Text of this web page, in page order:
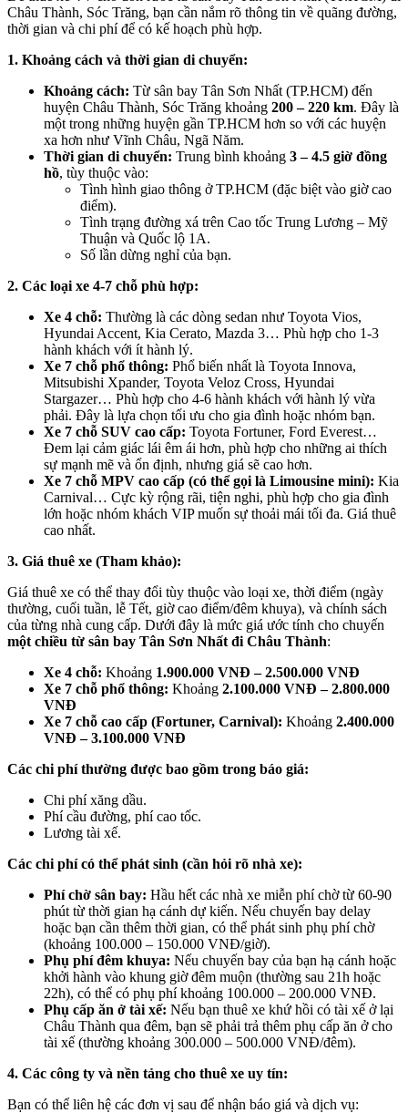
Châu Thành, Sóc Trăng, bạn cần nắm rõ thông tin về quãng đường,
thời gian và chi phí để có kế hoạch phù hợp.
1. Khoảng cách và thời gian di chuyển:
Khoảng cách: Từ sân bay Tân Sơn Nhất (TP.HCM) đến
huyện Châu Thành, Sóc Trăng khoảng 200 – 220 km. Đây là
một trong những huyện gần TP.HCM hơn so với các huyện
xa hơn như Vĩnh Châu, Ngã Năm.
Thời gian di chuyển: Trung bình khoảng 3 – 4.5 giờ đồng
hồ, tùy thuộc vào:
Tình hình giao thông ở TP.HCM (đặc biệt vào giờ cao
điểm).
Tình trạng đường xá trên Cao tốc Trung Lương – Mỹ
Thuận và Quốc lộ 1A.
Số lần dừng nghỉ của bạn.
2. Các loại xe 4-7 chỗ phù hợp:
Xe 4 chỗ: Thường là các dòng sedan như Toyota Vios,
Hyundai Accent, Kia Cerato, Mazda 3… Phù hợp cho 1-3
hành khách với ít hành lý.
Xe 7 chỗ phổ thông: Phổ biến nhất là Toyota Innova,
Mitsubishi Xpander, Toyota Veloz Cross, Hyundai
Stargazer… Phù hợp cho 4-6 hành khách với hành lý vừa
phải. Đây là lựa chọn tối ưu cho gia đình hoặc nhóm bạn.
Xe 7 chỗ SUV cao cấp: Toyota Fortuner, Ford Everest…
Đem lại cảm giác lái êm ái hơn, phù hợp cho những ai thích
sự mạnh mẽ và ổn định, nhưng giá sẽ cao hơn.
Xe 7 chỗ MPV cao cấp (có thể gọi là Limousine mini): Kia
Carnival… Cực kỳ rộng rãi, tiện nghi, phù hợp cho gia đình
lớn hoặc nhóm khách VIP muốn sự thoải mái tối đa. Giá thuê
cao nhất.
3. Giá thuê xe (Tham khảo):
Giá thuê xe có thể thay đổi tùy thuộc vào loại xe, thời điểm (ngày
thường, cuối tuần, lễ Tết, giờ cao điểm/đêm khuya), và chính sách
của từng nhà cung cấp. Dưới đây là mức giá ước tính cho chuyến
một chiều từ sân bay Tân Sơn Nhất đi Châu Thành:
Xe 4 chỗ: Khoảng 1.900.000 VNĐ – 2.500.000 VNĐ
Xe 7 chỗ phổ thông: Khoảng 2.100.000 VNĐ – 2.800.000
VNĐ
Xe 7 chỗ cao cấp (Fortuner, Carnival): Khoảng 2.400.000
VNĐ – 3.100.000 VNĐ
Các chi phí thường được bao gồm trong báo giá:
Chi phí xăng dầu.
Phí cầu đường, phí cao tốc.
Lương tài xế.
Các chi phí có thể phát sinh (cần hỏi rõ nhà xe):
Phí chờ sân bay: Hầu hết các nhà xe miễn phí chờ từ 60-90
phút từ thời gian hạ cánh dự kiến. Nếu chuyến bay delay
hoặc bạn cần thêm thời gian, có thể phát sinh phụ phí chờ
(khoảng 100.000 – 150.000 VNĐ/giờ).
Phụ phí đêm khuya: Nếu chuyến bay của bạn hạ cánh hoặc
khởi hành vào khung giờ đêm muộn (thường sau 21h hoặc
22h), có thể có phụ phí khoảng 100.000 – 200.000 VNĐ.
Phụ cấp ăn ở tài xế: Nếu bạn thuê xe khứ hồi có tài xế ở lại
Châu Thành qua đêm, bạn sẽ phải trả thêm phụ cấp ăn ở cho
tài xế (thường khoảng 300.000 – 500.000 VNĐ/đêm).
4. Các công ty và nền tảng cho thuê xe uy tín:
Bạn có thể liên hệ các đơn vị sau để nhận báo giá và dịch vụ: